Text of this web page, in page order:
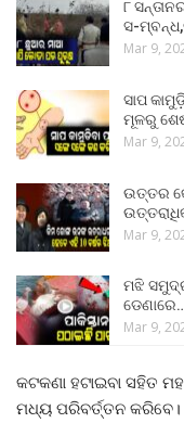
୮
ସ-
Mar 9,
ସାପ
ମୂଳରୁ
Mar 9,
ଉତ୍ତର
Mar 9,
ମଝି
Mar 9,
କଟକଣା ହଟାଇବା ସହିତ
ମଧ୍ୟ ପରିବର୍ତ୍ତନ କରିବେ।